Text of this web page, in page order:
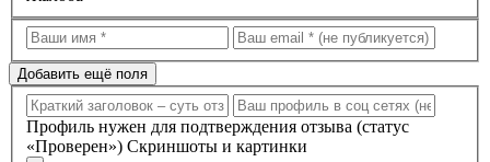
Добавить ещё поля
Профиль нужен для подтверждения отзыва (статус
«Проверен») Скриншоты и картинки